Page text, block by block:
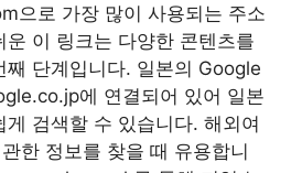
으로 가장 많이 사용되는 주소
운 이 링크는 다양한 콘텐츠를
째 단계입니다. 일본의 Google
에 연결되어 있어 일본
게 검색할 수 있습니다. 해외여
한 정보를 찾을 때 유용합니